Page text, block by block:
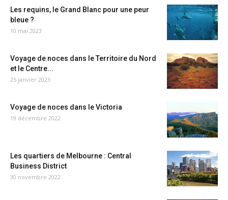
Les requins, le Grand Blanc pour une peur
bleue ?
10 mai 2023
Voyage de noces dans le Territoire du Nord
et le Centre...
25 janvier 2023
Voyage de noces dans le Victoria
19 décembre 2022
Les quartiers de Melbourne : Central
Business District
30 novembre 2022